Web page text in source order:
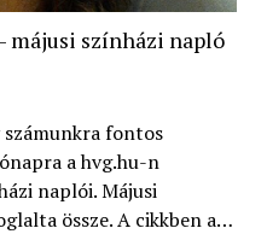
májusi színházi napló
fontos
a hvg.hu-n
naplói. Májusi
össze. A cikkben a…